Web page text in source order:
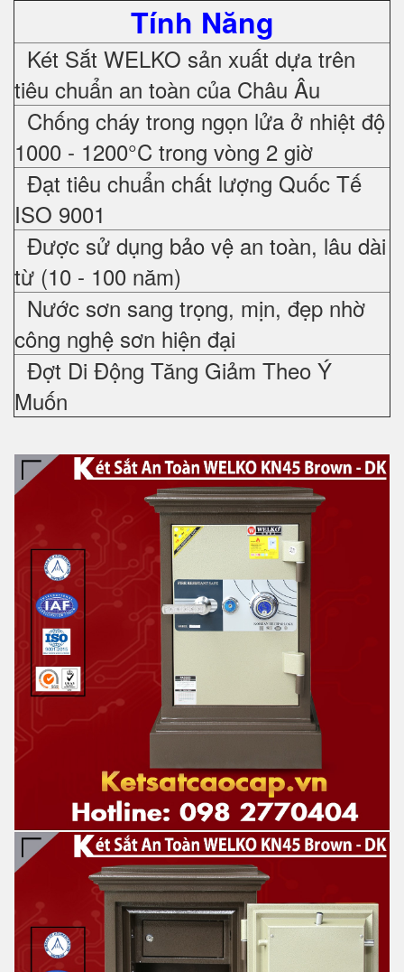
Tính Năng
Két Sắt WELKO sản xuất dựa trên
tiêu chuẩn an toàn của Châu Âu
Chống cháy trong ngọn lửa ở nhiệt độ
1000 - 1200°C trong vòng 2 giờ
Đạt tiêu chuẩn chất lượng Quốc Tế
ISO 9001
Được sử dụng bảo vệ an toàn, lâu dài
từ (10 - 100 năm)
Nước sơn sang trọng, mịn, đẹp nhờ
công nghệ sơn hiện đại
Đợt Di Động Tăng Giảm Theo Ý
Muốn